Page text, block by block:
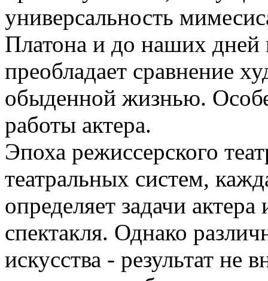
универсальность
Платона и до наших дней
преобладает сравнение
обыденной жизнью.
работы актера.
Эпоха режиссерского
театральных систем,
определяет задачи
спектакля. Однако
искусства - результат не